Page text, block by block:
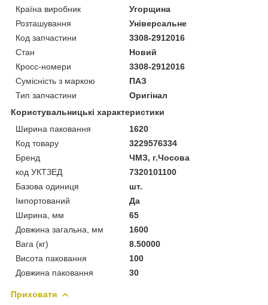
Країна виробник
Угорщина
Розташування
Універсальне
Код запчастини
3308-2912016
Стан
Новий
Кросс-номери
3308-2912016
Сумісність з маркою
ПАЗ
Тип запчастини
Оригінал
Користувальницькі характеристики
Ширина паковання
1620
Код товару
3229576334
Бренд
ЧМЗ, г.Чосова
код УКТЗЕД
7320101100
Базова одиниця
шт.
Імпортований
Да
Ширина, мм
65
Довжина загальна, мм
1600
Вага (кг)
8.50000
Висота паковання
100
Довжина паковання
30
Приховати